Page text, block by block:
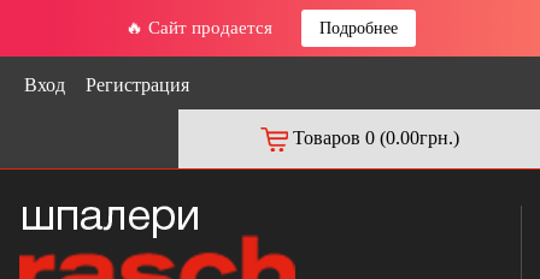
🔥 Сайт продается Подробнее
Вход Регистрация
Товаров 0 (0.00грн.)